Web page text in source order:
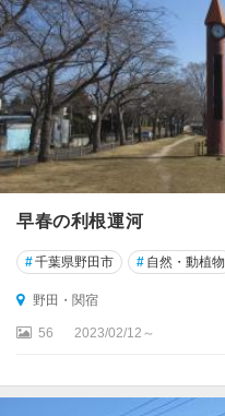
早春の利根運河
#千葉県野田市 # 自然・動植物
野田・関宿
56 2023/02/12～